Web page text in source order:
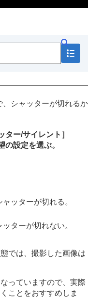
、シャッターが切れるか
ター/サイレント］
の設定を選ぶ。
ッターが切れる。
ターが切れない。
では、撮影した画像は
っていますので、実際
ことをおすすめしま